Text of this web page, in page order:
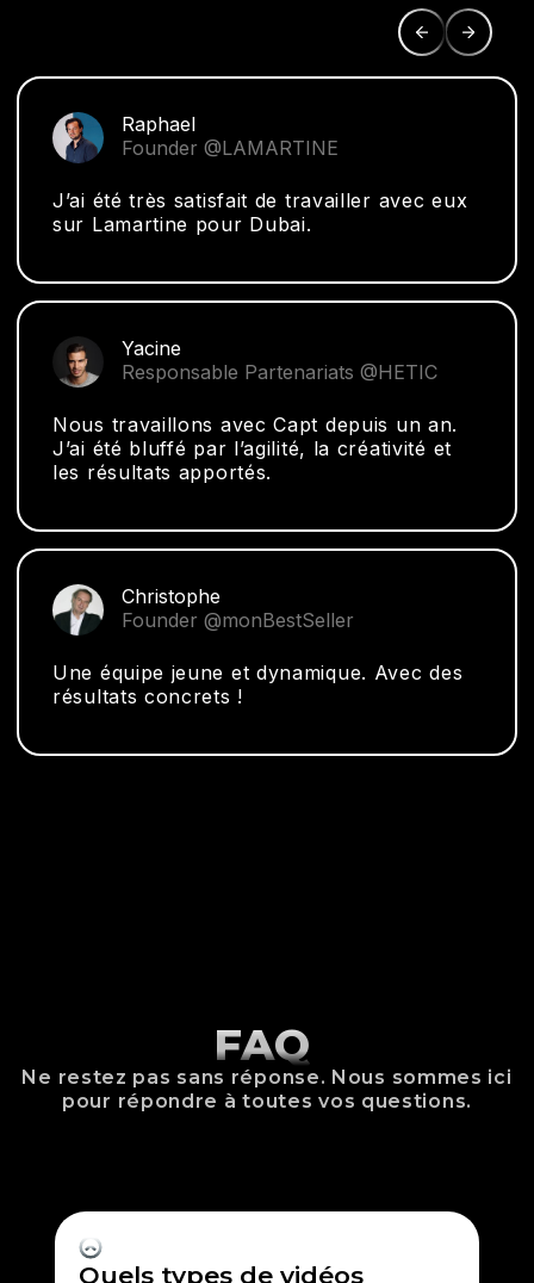
Raphael
Founder @LAMARTINE
J’ai été très satisfait de travailler avec eux
sur Lamartine pour Dubai.
Yacine
Responsable Partenariats @HETIC
Nous travaillons avec Capt depuis un an.
J’ai été bluffé par l’agilité, la créativité et
les résultats apportés.
Christophe
Founder @monBestSeller
Une équipe jeune et dynamique. Avec des
résultats concrets !
FAQ
Ne restez pas sans réponse. Nous sommes ici
pour répondre à toutes vos questions.
Quels types de vidéos